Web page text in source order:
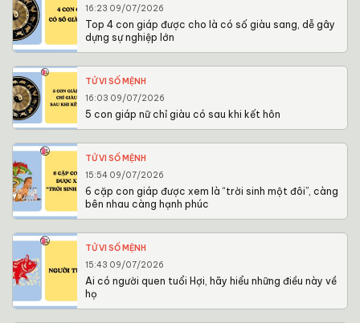
16:23 09/07/2026
Top 4 con giáp được cho là có số giàu sang, dễ gây
dựng sự nghiệp lớn
TỬ VI SỐ MỆNH
16:03 09/07/2026
5 con giáp nữ chỉ giàu có sau khi kết hôn
TỬ VI SỐ MỆNH
15:54 09/07/2026
6 cặp con giáp được xem là “trời sinh một đôi”, càng
bên nhau càng hạnh phúc
TỬ VI SỐ MỆNH
15:43 09/07/2026
Ai có người quen tuổi Hợi, hãy hiểu những điều này về
họ